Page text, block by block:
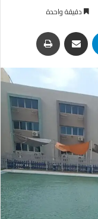
دقيقة واحدة